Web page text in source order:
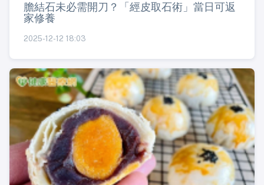
膽結石未必需開刀？「經皮取石術」當日可返
家修養
2025-12-12 18:03